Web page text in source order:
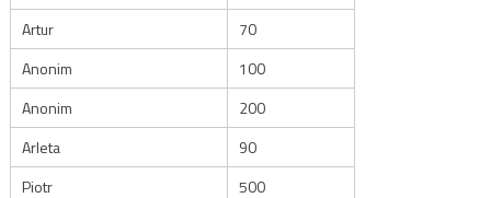
Artur
70
Anonim
100
Anonim
200
Arleta
90
Piotr
500